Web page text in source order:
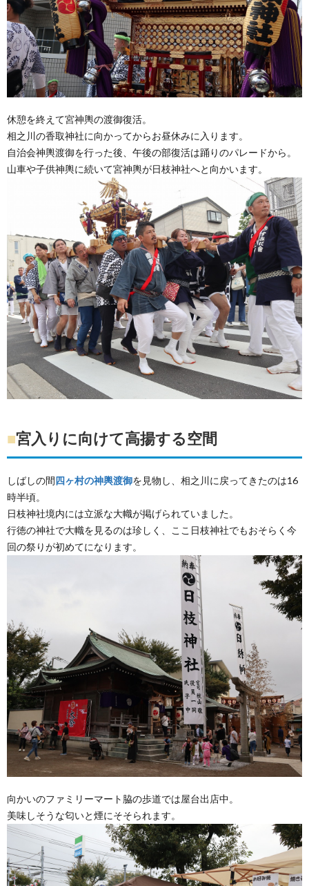
休憩を終えて宮神輿の渡御復活。
相之川の香取神社に向かってからお昼休みに入ります。
自治会神輿渡御を行った後、午後の部復活は踊りのパレードから。
山車や子供神輿に続いて宮神輿が日枝神社へと向かいます。
■宮入りに向けて高揚する空間
しばしの間四ヶ村の神輿渡御を見物し、相之川に戻ってきたのは16
時半頃。
日枝神社境内には立派な大幟が掲げられていました。
行徳の神社で大幟を見るのは珍しく、ここ日枝神社でもおそらく今
回の祭りが初めてになります。
向かいのファミリーマート脇の歩道では屋台出店中。
美味しそうな匂いと煙にそそられます。